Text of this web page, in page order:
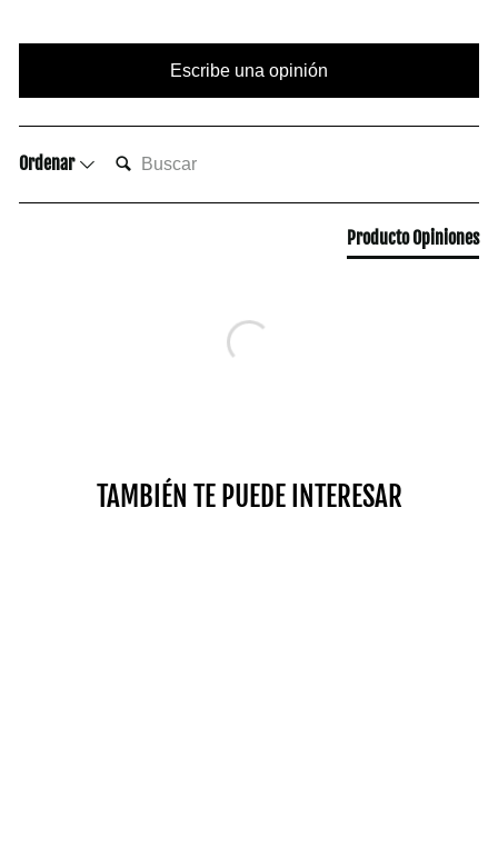
Escribe una opinión
Ordenar
BUSCAR:
Producto Opiniones
TAMBIÉN TE PUEDE INTERESAR